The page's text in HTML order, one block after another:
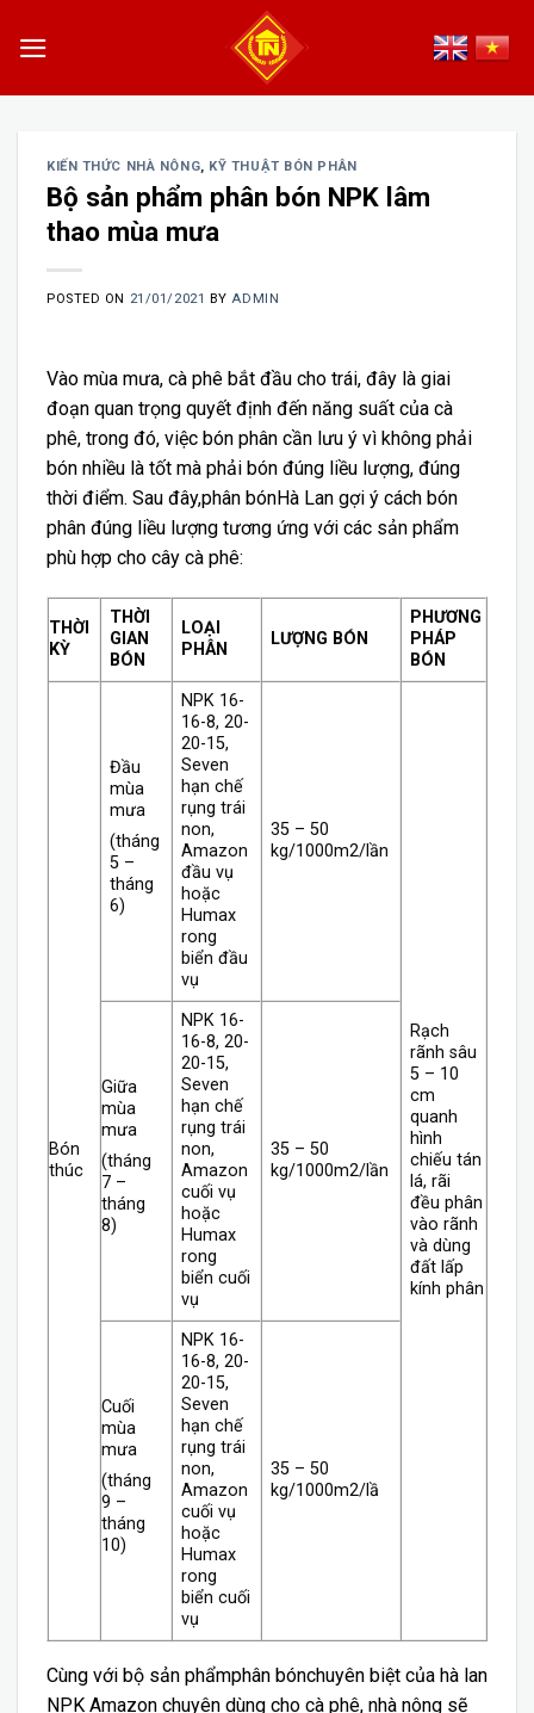
KIẾN THỨC NHÀ NÔNG, KỸ THUẬT BÓN PHÂN
Bộ sản phẩm phân bón NPK lâm
thao mùa mưa
POSTED ON 21/01/2021 BY ADMIN
Vào mùa mưa, cà phê bắt đầu cho trái, đây là giai
đoạn quan trọng quyết định đến năng suất của cà
phê, trong đó, việc bón phân cần lưu ý vì không phải
bón nhiều là tốt mà phải bón đúng liều lượng, đúng
thời điểm. Sau đây,phân bónHà Lan gợi ý cách bón
phân đúng liều lượng tương ứng với các sản phẩm
phù hợp cho cây cà phê:
THỜI
KỲ
THỜI
GIAN
BÓN
LOẠI
PHÂN
LƯỢNG BÓN
PHƯƠNG
PHÁP
BÓN
Bón
thúc
Đầu
mùa
mưa
(tháng
5 –
tháng
6)
NPK 16-
16-8, 20-
20-15,
Seven
hạn chế
rụng trái
non,
Amazon
đầu vụ
hoặc
Humax
rong
biển đầu
vụ
35 – 50
kg/1000m2/lần
Rạch
rãnh sâu
5 – 10
cm
quanh
hình
chiếu tán
lá, rãi
đều phân
vào rãnh
và dùng
đất lấp
kính phân
Giữa
mùa
mưa
(tháng
7 –
tháng
8)
NPK 16-
16-8, 20-
20-15,
Seven
hạn chế
rụng trái
non,
Amazon
cuối vụ
hoặc
Humax
rong
biển cuối
vụ
35 – 50
kg/1000m2/lần
Cuối
mùa
mưa
(tháng
9 –
tháng
10)
NPK 16-
16-8, 20-
20-15,
Seven
hạn chế
rụng trái
non,
Amazon
cuối vụ
hoặc
Humax
rong
biển cuối
vụ
35 – 50
kg/1000m2/lầ
Cùng với bộ sản phẩmphân bónchuyên biệt của hà lan
NPK Amazon chuyên dùng cho cà phê, nhà nông sẽ